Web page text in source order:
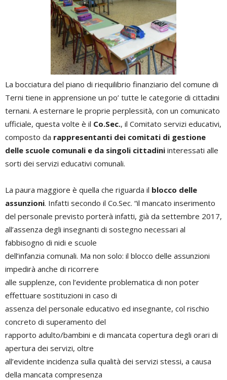
La bocciatura del piano di riequilibrio finanziario del comune di
Terni tiene in apprensione un po’ tutte le categorie di cittadini
ternani. A esternare le proprie perplessità, con un comunicato
ufficiale, questa volte è il Co.Sec., il Comitato servizi educativi,
composto da rappresentanti dei comitati di gestione
delle scuole comunali e da singoli cittadini interessati alle
sorti dei servizi educativi comunali.
La paura maggiore è quella che riguarda il blocco delle
assunzioni. Infatti secondo il Co.Sec. “il mancato inserimento
del personale previsto porterà infatti, già da settembre 2017,
all’assenza degli insegnanti di sostegno necessari al
fabbisogno di nidi e scuole
dell’infanzia comunali. Ma non solo: il blocco delle assunzioni
impedirà anche di ricorrere
alle supplenze, con l’evidente problematica di non poter
effettuare sostituzioni in caso di
assenza del personale educativo ed insegnante, col rischio
concreto di superamento del
rapporto adulto/bambini e di mancata copertura degli orari di
apertura dei servizi, oltre
all’evidente incidenza sulla qualità dei servizi stessi, a causa
della mancata compresenza